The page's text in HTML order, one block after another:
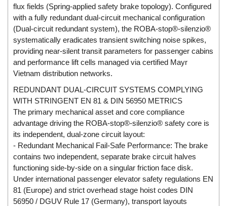
Dwyer
DYH
Dynisco
E+E ELEKTRONIK
E+H
E2S
Earthtech
Eaton
EBMPAPST
ECKERLE
Ecom-EX
ECONEX
Edward
flux fields (Spring-applied safety brake topology). Configured
with a fully redundant dual-circuit mechanical configuration
(Dual-circuit redundant system), the ROBA-stop®-silenzio®
systematically eradicates transient switching noise spikes,
providing near-silent transit parameters for passenger cabins
and performance lift cells managed via certified Mayr
Vietnam distribution networks.
REDUNDANT DUAL-CIRCUIT SYSTEMS COMPLYING
WITH STRINGENT EN 81 & DIN 56950 METRICS
The primary mechanical asset and core compliance
advantage driving the ROBA-stop®-silenzio® safety core is
its independent, dual-zone circuit layout:
- Redundant Mechanical Fail-Safe Performance: The brake
contains two independent, separate brake circuit halves
functioning side-by-side on a singular friction face disk.
Under international passenger elevator safety regulations EN
81 (Europe) and strict overhead stage hoist codes DIN
56950 / DGUV Rule 17 (Germany), transport layouts